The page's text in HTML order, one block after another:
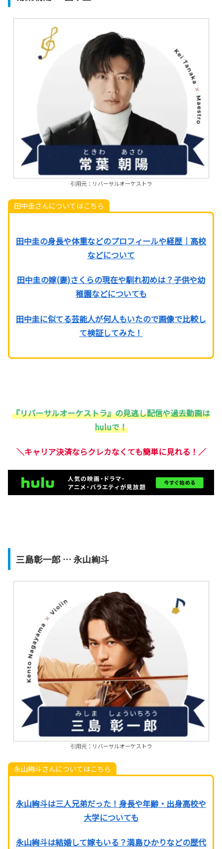
引用元：リバーサルオーケストラ
田中圭さんについてはこちら
田中圭の身長や体重などのプロフィールや経歴｜高校
などについて
田中圭の嫁(妻)さくらの現在や馴れ初めは？子供や幼
稚園などについても
田中圭に似てる芸能人が何人もいたので画像で比較し
て検証してみた！
『リバーサルオーケストラ』の見逃し配信や過去動画は
huluで！
＼キャリア決済ならクレカなくても簡単に見れる！／
三島彰一郎 … 永山絢斗
引用元：リバーサルオーケストラ
永山絢斗さんについてはこちら
永山絢斗は三人兄弟だった！身長や年齢・出身高校や
大学についても
永山絢斗は結婚して嫁もいる？満島ひかりなどの歴代